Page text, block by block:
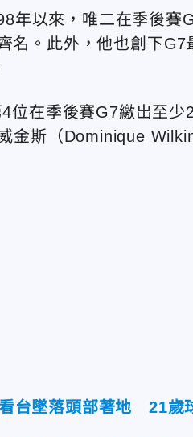
年以來，唯二在季後賽
名。此外，他也創下
位在季後賽G7繳出至少
金斯 （Dominique
台墜落頭部著地 21歲